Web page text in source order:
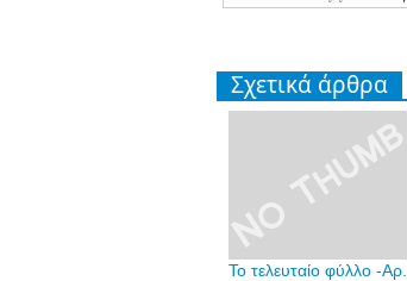
Σχετικά άρθρα
Το τελευταίο φύλλο -Αρ.